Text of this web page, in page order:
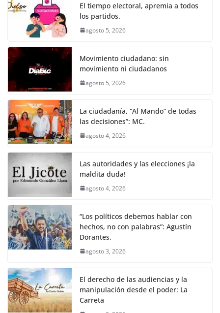
e
b
o
o
k
er s
A
p
e
n
er
gr p
El tiempo electoral, apremia a todos
los partidos.
agosto 5, 2026
Movimiento ciudadano: sin
movimiento ni ciudadanos
agosto 5, 2026
La ciudadanía, “Al Mando” de todas
las decisiones”: MC.
agosto 4, 2026
Las autoridades y las elecciones ¡la
maldita duda!
agosto 4, 2026
“Los políticos debemos hablar con
hechos, no con palabras”: Agustín
Dorantes.
agosto 3, 2026
El derecho de las audiencias y la
manipulación desde el poder: La
Carreta